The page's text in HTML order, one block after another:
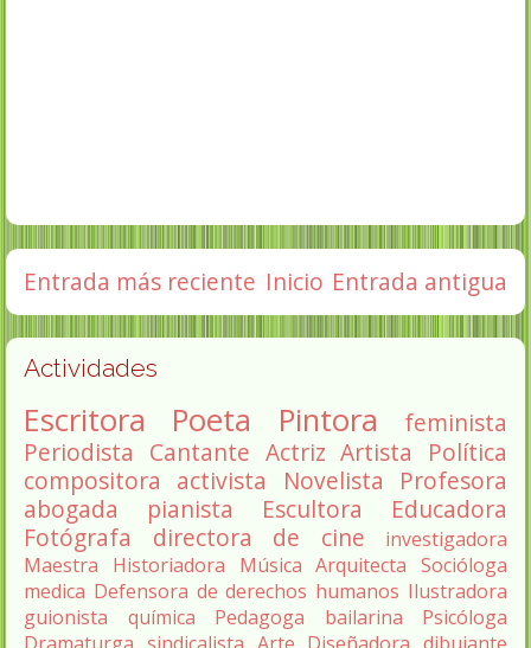
Entrada más reciente Entrada antigua
Inicio
Actividades
Escritora Poeta Pintora
feminista
Periodista Cantante Actriz Artista
Política
compositora activista Novelista
Profesora
abogada
pianista Escultora
Educadora
Fotógrafa
directora de cine
investigadora
Maestra
Historiadora Música Arquitecta Socióloga
medica Defensora de derechos humanos Ilustradora
guionista
química Pedagoga bailarina
Psicóloga